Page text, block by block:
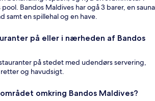
Bandos Maldives har ogå 3 barer, en sauna
samt en spillehal og en have.
på eller i nærheden af Bandos
på stedet med udendørs servering,
og havudsigt.
omkring Bandos Maldives?